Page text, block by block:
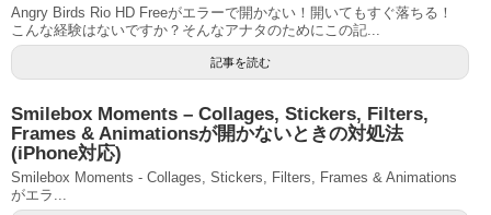
Angry Birds Rio HD Freeがエラーで開かない！開いてもすぐ落ちる！
こんな経験はないですか？そんなアナタのためにこの記...
記事を読む
Smilebox Moments – Collages, Stickers, Filters,
Frames & Animationsが開かないときの対処法
(iPhone対応)
Smilebox Moments - Collages, Stickers, Filters, Frames & Animations
がエラ...